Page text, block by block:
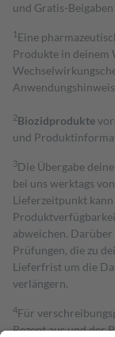
und Gratis-
1 Eine
Produkte in deinem
2Biozidprodukte
und
3Die Übergabe
bei uns werktags
Lieferzeitpunkt
abweichen.
Prüfungen, die zu
Lieferfrist um die
verlängern.
4Für
Rezept aus und der